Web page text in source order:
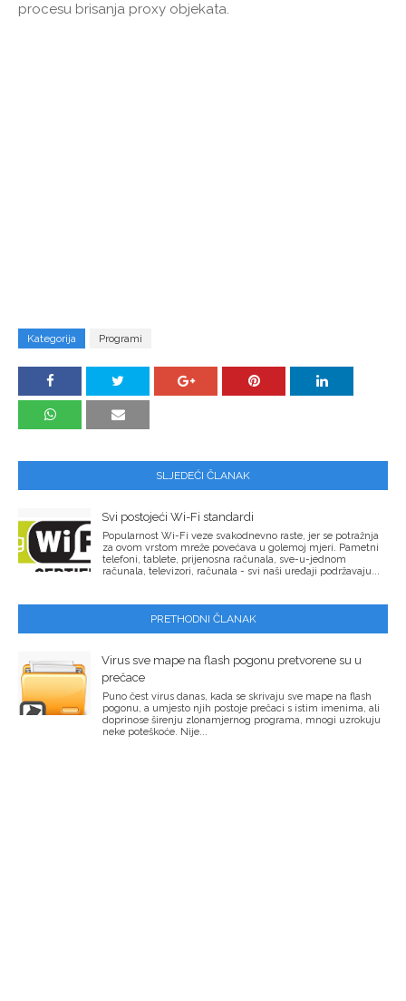
procesu brisanja proxy objekata.
Kategorija Programi
SLJEDEĆI ČLANAK
Svi postojeći Wi-Fi standardi
Popularnost Wi-Fi veze svakodnevno raste, jer se potražnja
za ovom vrstom mreže povećava u golemoj mjeri. Pametni
telefoni, tablete, prijenosna računala, sve-u-jednom
računala, televizori, računala - svi naši uređaji podržavaju...
PRETHODNI ČLANAK
Virus sve mape na flash pogonu pretvorene su u
prečace
Puno čest virus danas, kada se skrivaju sve mape na flash
pogonu, a umjesto njih postoje prečaci s istim imenima, ali
doprinose širenju zlonamjernog programa, mnogi uzrokuju
neke poteškoće. Nije...